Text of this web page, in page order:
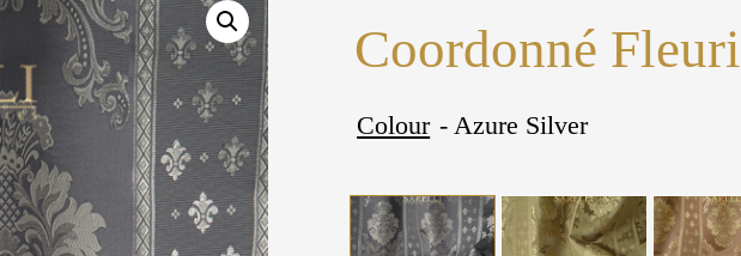
Coordonné Fleuri
Colour - Azure Silver